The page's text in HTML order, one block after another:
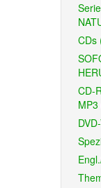
CDs
CD-